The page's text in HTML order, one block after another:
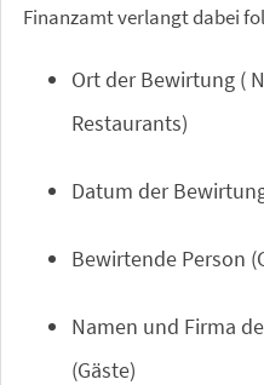
Finanzamt verlangt dabei
Ort der Bewirtung (
Restaurants)
Datum der
Bewirtende Person
Namen und Firma
(Gäste)